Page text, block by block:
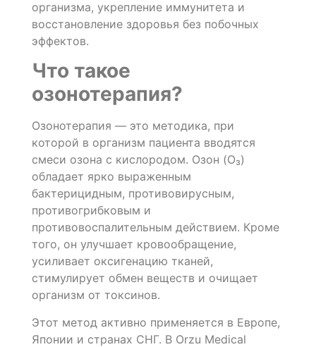
организма, укрепление иммунитета и
восстановление здоровья без побочных
эффектов.
Что такое
озонотерапия?
Озонотерапия — это методика, при
которой в организм пациента вводятся
смеси озона с кислородом. Озон (O₃)
обладает ярко выраженным
бактерицидным, противовирусным,
противогрибковым и
противовоспалительным действием. Кроме
того, он улучшает кровообращение,
усиливает оксигенацию тканей,
стимулирует обмен веществ и очищает
организм от токсинов.
Этот метод активно применяется в Европе,
Японии и странах СНГ. В Orzu Medical